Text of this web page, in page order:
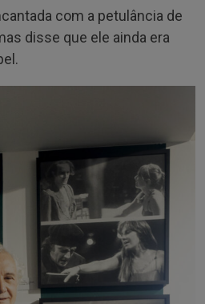
com a petulância de
disse que ele ainda era